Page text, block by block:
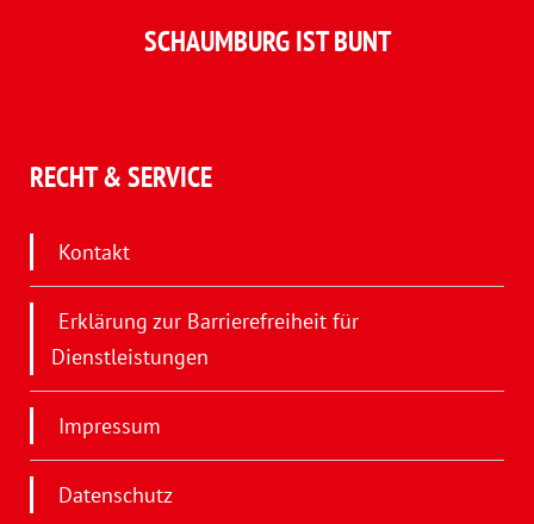
SCHAUMBURG IST BUNT
RECHT & SERVICE
Kontakt
Erklärung zur Barrierefreiheit für
Dienstleistungen
Impressum
Datenschutz